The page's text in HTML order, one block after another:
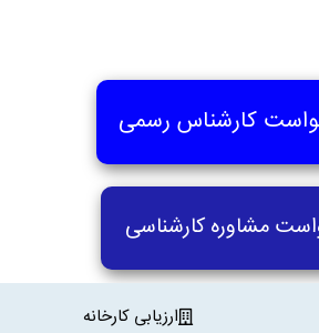
کارشناس رسمی
مشاوره کارشناسی
ارزیابی کارخانه